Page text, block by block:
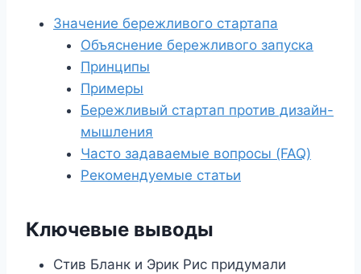
Значение бережливого стартапа
Объяснение бережливого запуска
Принципы
Примеры
Бережливый стартап против дизайн-
мышления
Часто задаваемые вопросы (FAQ)
Рекомендуемые статьи
Ключевые выводы
Стив Бланк и Эрик Рис придумали